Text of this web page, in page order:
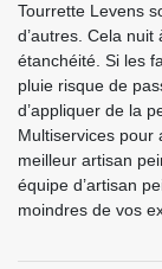
Tourrette Levens
d’autres. Cela nuit
étanchéité. Si les
pluie risque de
d’appliquer de la
Multiservices pour
meilleur artisan
équipe d’artisan
moindres de vos